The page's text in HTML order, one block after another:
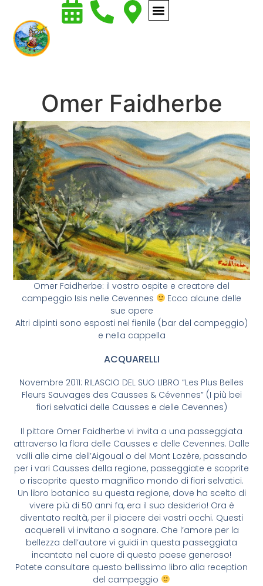
Omer Faidherbe
Omer Faidherbe: il vostro ospite e creatore del
campeggio Isis nelle Cevennes
Ecco alcune delle
sue opere
Altri dipinti sono esposti nel fienile (bar del campeggio)
e nella cappella
ACQUARELLI
Novembre 2011: RILASCIO DEL SUO LIBRO “Les Plus Belles
Fleurs Sauvages des Causses & Cévennes” (I più bei
fiori selvatici delle Causses e delle Cevennes)
Il pittore Omer Faidherbe vi invita a una passeggiata
attraverso la flora delle Causses e delle Cevennes. Dalle
valli alle cime dell’Aigoual o del Mont Lozère, passando
per i vari Causses della regione, passeggiate e scoprite
o riscoprite questo magnifico mondo di fiori selvatici.
Un libro botanico su questa regione, dove ha scelto di
vivere più di 50 anni fa, era il suo desiderio! Ora è
diventato realtà, per il piacere dei vostri occhi. Questi
acquerelli vi invitano a sognare. Che l’amore per la
bellezza dell’autore vi guidi in questa passeggiata
incantata nel cuore di questo paese generoso!
Potete consultare questo bellissimo libro alla reception
del campeggio